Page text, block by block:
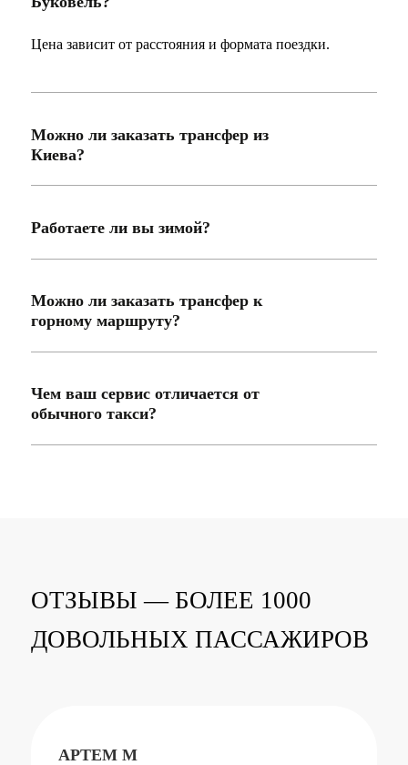
Цена зависит от расстояния и формата поездки.
Можно ли заказать трансфер из
Киева?
Работаете ли вы зимой?
Можно ли заказать трансфер к
горному маршруту?
Чем ваш сервис отличается от
обычного такси?
ОТЗЫВЫ — БОЛЕЕ 1000
ДОВОЛЬНЫХ ПАССАЖИРОВ
АРТЕМ М